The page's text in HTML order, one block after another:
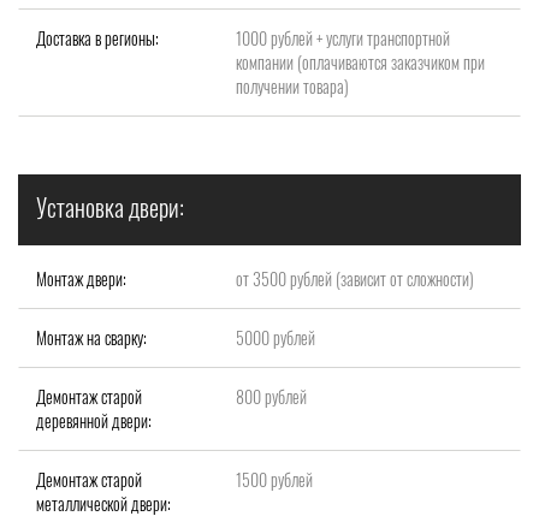
Доставка в регионы:
1000 рублей + услуги транспортной
компании (оплачиваются заказчиком при
получении товара)
Установка двери:
Монтаж двери: от 3500 рублей (зависит от сложности)
Монтаж на сварку: 5000 рублей
Демонтаж старой
деревянной двери:
800 рублей
Демонтаж старой
металлической двери:
1500 рублей